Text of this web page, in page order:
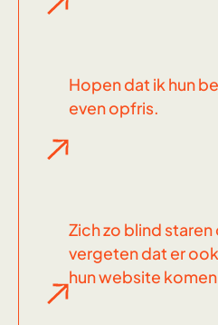
Hopen dat ik hun
even opfris.
Zich zo blind staren
vergeten dat er
hun website